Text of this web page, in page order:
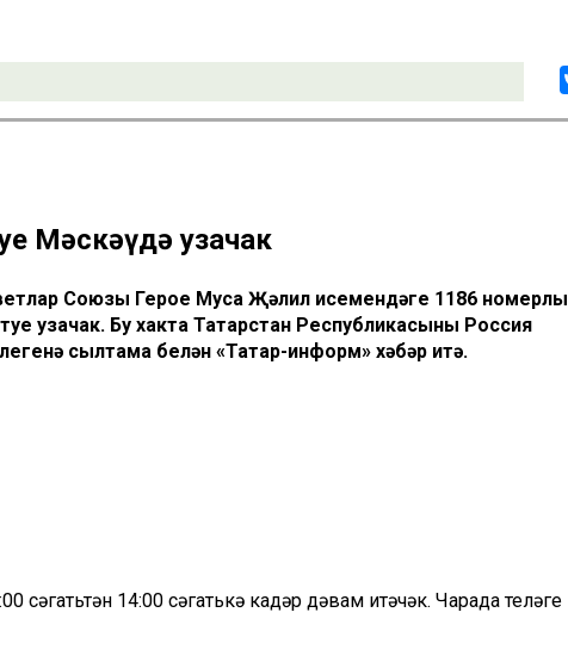
Мәскәүдә узачак
Союзы Герое Муса Җәлил исемендәге 1186 номерлы
узачак. Бу хакта Татарстан Республикасының Россия
сылтама белән «Татар-информ» хәбәр итә.
сәгатьтән 14:00 сәгатькә кадәр дәвам итәчәк. Чарада теләге